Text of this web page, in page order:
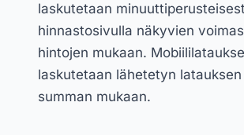
laskutetaan
hinnastosivulla näkyvien
hintojen mukaan.
laskutetaan lähetetyn
summan mukaan.